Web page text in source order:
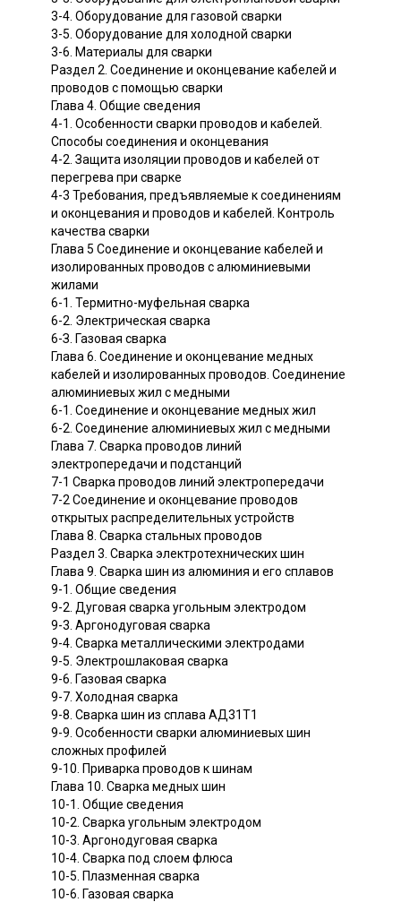
3-4. Оборудование для газовой сварки
3-5. Оборудование для холодной сварки
3-6. Материалы для сварки
Раздел 2. Соединение и оконцевание кабелей и
проводов с помощью сварки
Глава 4. Общие сведения
4-1. Особенности сварки проводов и кабелей.
Способы соединения и оконцевания
4-2. Защита изоляции проводов и кабелей от
перегрева при сварке
4-3 Требования, предъявляемые к соединениям
и оконцевания и проводов и кабелей. Контроль
качества сварки
Глава 5 Соединение и оконцевание кабелей и
изолированных проводов с алюминиевыми
жилами
6-1. Термитно-муфельная сварка
6-2. Электрическая сварка
6-З. Газовая сварка
Глава 6. Соединение и оконцевание медных
кабелей и изолированных проводов. Соединение
алюминиевых жил с медными
6-1. Соединение и оконцевание медных жил
6-2. Соединение алюминиевых жил с медными
Глава 7. Сварка проводов линий
электропередачи и подстанций
7-1 Сварка проводов линий электропередачи
7-2 Соединение и оконцевание проводов
открытых распределительных устройств
Глава 8. Сварка стальных проводов
Раздел 3. Сварка электротехнических шин
Глава 9. Сварка шин из алюминия и его сплавов
9-1. Общие сведения
9-2. Дуговая сварка угольным электродом
9-3. Аргонодуговая сварка
9-4. Сварка металлическими электродами
9-5. Электрошлаковая сварка
9-6. Газовая сварка
9-7. Холодная сварка
9-8. Сварка шин из сплава АД31Т1
9-9. Особенности сварки алюминиевых шин
сложных профилей
9-10. Приварка проводов к шинам
Глава 10. Сварка медных шин
10-1. Общие сведения
10-2. Сварка угольным электродом
10-3. Аргонодуговая сварка
10-4. Сварка под слоем флюса
10-5. Плазменная сварка
10-6. Газовая сварка